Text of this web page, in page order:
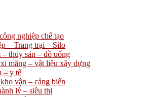
nghiệp chế tạo
– Trang trại – Silo
thủy sản – đồ uống
măng – vật liệu xây dựng
– y tế
vận – cảng biển
lý – siêu thị